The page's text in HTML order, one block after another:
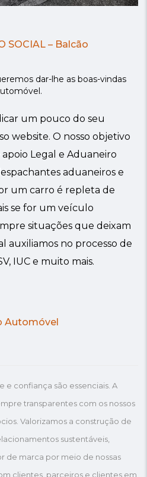
SOCIAL – Balcão
dar-lhe as boas-vindas
um pouco do seu
website. O nosso objetivo
Legal e Aduaneiro
aduaneiros e
um carro é repleta de
se for um veículo
situações que deixam
auxiliamos no processo de
IUC e muito mais.
Automóvel
confiança são essenciais. A
transparentes com os nossos
Valorizamos a construção de
sustentáveis,
de marca por meio de nossas
clientes, parceiros e clientes em